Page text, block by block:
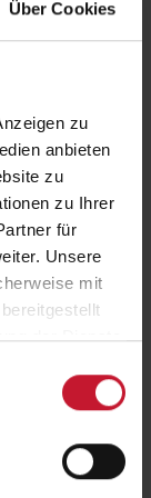
Über Cookies
zu
anbieten
zu
zu Ihrer
für
Unsere
mit
der Dienste
voller
und
primär aus
effizienten